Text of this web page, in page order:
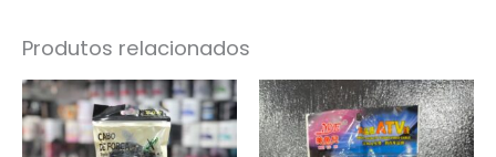
Produtos relacionados